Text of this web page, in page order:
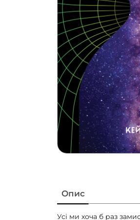
Опис
Усі ми хоча б раз